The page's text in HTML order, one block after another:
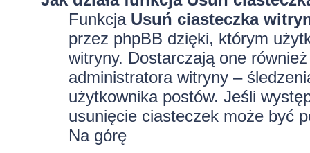
Funkcja Usuń ciasteczka
przez phpBB dzięki, którym
witryny. Dostarczają one
administratora witryny –
użytkownika postów. Jeśli
usunięcie ciasteczek może być
Na górę